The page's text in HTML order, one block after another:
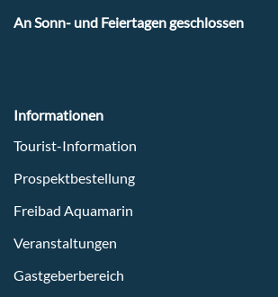
An Sonn- und Feiertagen geschlossen
Informationen
Tourist-Information
Prospektbestellung
Freibad Aquamarin
Veranstaltungen
Gastgeberbereich